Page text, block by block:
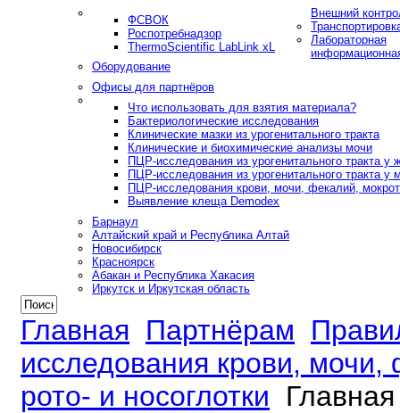
Внешний
ФСВОК
Роспотребнадзор
ThermoScientific LabLink xL
Лабораторная
Оборудование
Офисы для партнёров
Что использовать для взятия материала?
Бактериологические исследования
Клинические мазки из урогенитального тракта
Клинические и биохимические анализы мочи
ПЦР-исследования из урогенитального тракта у
ПЦР-исследования из урогенитального тракта у
ПЦР-исследования крови, мочи, фекалий,
Выявление клеща Demodex
Барнаул
Алтайский край и Республика Алтай
Новосибирск
Красноярск
Абакан и Республика Хакасия
Иркутск и Иркутская область
Главная Партнёрам
исследования крови,
рото- и носоглотки
Главная